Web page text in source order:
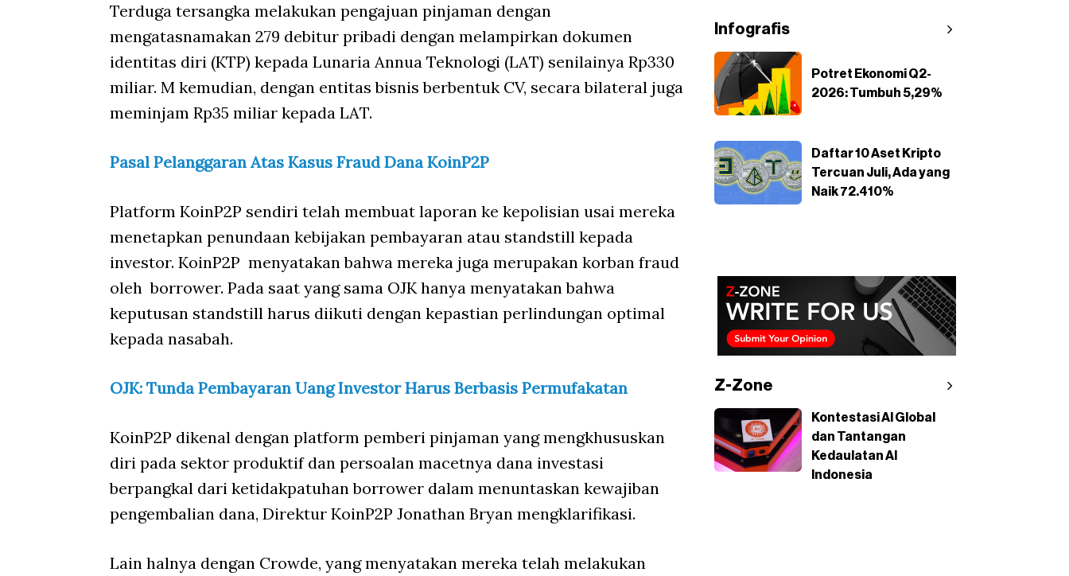
Terduga tersangka melakukan pengajuan pinjaman dengan
mengatasnamakan 279 debitur pribadi dengan melampirkan dokumen
identitas diri (KTP) kepada Lunaria Annua Teknologi (LAT) senilainya Rp330
miliar. M kemudian, dengan entitas bisnis berbentuk CV, secara bilateral juga
meminjam Rp35 miliar kepada LAT.
Pasal Pelanggaran Atas Kasus Fraud DanaKoinP2P
Platform KoinP2P sendiri telah membuat laporan ke kepolisian usai mereka
menetapkan penundaan kebijakan pembayaran atau standstill kepada
investor. KoinP2P menyatakan bahwa mereka juga merupakan korban fraud
oleh borrower. Pada saat yang sama OJK hanya menyatakan bahwa
keputusan standstill harus diikuti dengan kepastian perlindungan optimal
kepada nasabah.
OJK: Tunda Pembayaran Uang Investor Harus Berbasis Permufakatan
KoinP2P dikenal dengan platform pemberi pinjaman yang mengkhususkan
diri pada sektor produktif dan persoalan macetnya dana investasi
berpangkal dari ketidakpatuhan borrower dalam menuntaskan kewajiban
pengembalian dana, Direktur KoinP2P Jonathan Bryan mengklarifikasi.
Lain halnya dengan Crowde, yang menyatakan mereka telah melakukan
Infografis
Potret Ekonomi Q2-
2026: Tumbuh 5,29%
Daftar 10 Aset Kripto
Tercuan Juli, Ada yang
Naik 72.410%
Z-Zone
Kontestasi AI Global
dan Tantangan
Kedaulatan AI
Indonesia